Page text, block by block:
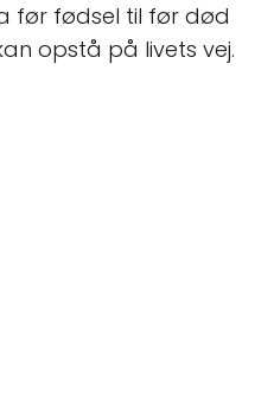
før fødsel til før død
opstå på livets vej.